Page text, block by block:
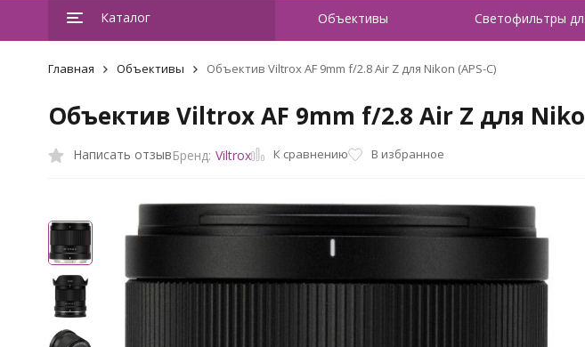
Каталог Объективы Светофильтры
Главная Объективы Объектив Viltrox AF 9mm f/2.8 Air Z для Nikon (APS-C)
Объектив Viltrox AF 9mm f/2.8 Air Z для
Написать отзывБренд: Viltrox К сравнению В избранное